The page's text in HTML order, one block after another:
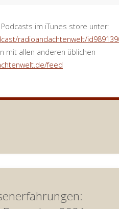
im iTunes store unter:
radioandachtenwelt/
mit allen anderen üblichen
feed